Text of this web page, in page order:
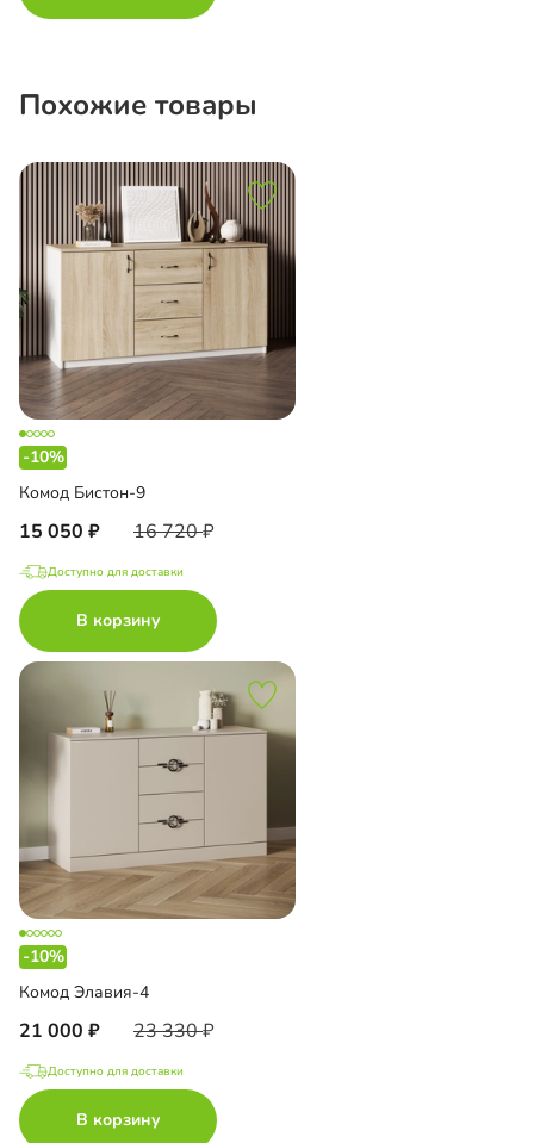
Похожие товары
-10%
Комод Бистон-9
15 050 16 720
Доступно для доставки
В корзину
-10%
Комод Элавия-4
21 000 23 330
Доступно для доставки
В корзину